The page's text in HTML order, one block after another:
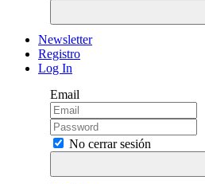
Newsletter
Registro
Log In
Email
No cerrar sesión